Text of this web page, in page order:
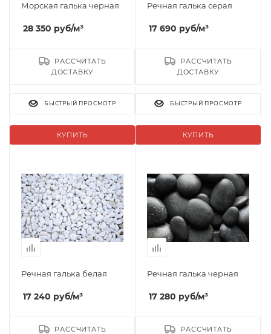
Морская галька черная
28 350 руб/м³
КУПИТЬ
РАССЧИТАТЬ
ДОСТАВКУ
БЫСТРЫЙ ПРОСМОТР
Речная галька серая
17 690 руб/м³
КУПИТЬ
РАССЧИТАТЬ
ДОСТАВКУ
БЫСТРЫЙ ПРОСМОТР
Речная галька белая
17 240 руб/м³
РАССЧИТАТЬ
Речная галька черная
17 280 руб/м³
РАССЧИТАТЬ